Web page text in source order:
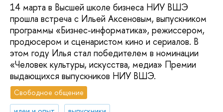
14 марта в Высшей школе бизнеса НИУ ВШЭ
прошла встреча с Ильей Аксеновым, выпускником
программы «Бизнес-информатика», режиссером,
продюсером и сценаристом кино и сериалов. В
этом году Илья стал победителем в номинации
«Человек культуры, искусства, медиа» Премии
выдающихся выпускников НИУ ВШЭ.
Свободное общение